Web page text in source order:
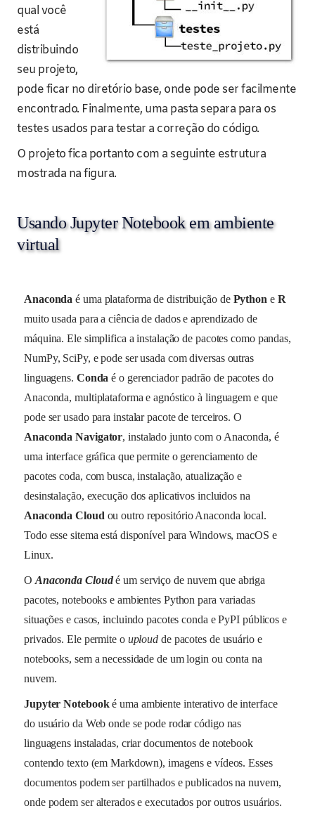
qual você
está
distribuindo
seu projeto,
pode ficar no diretório base, onde pode ser facilmente
encontrado. Finalmente, uma pasta separa para os
testes usados para testar a correção do código.
O projeto fica portanto com a seguinte estrutura
mostrada na figura.
Usando Jupyter Notebook em ambiente
virtual
Anaconda é uma plataforma de distribuição de Python e R
muito usada para a ciência de dados e aprendizado de
máquina. Ele simplifica a instalação de pacotes como pandas,
NumPy, SciPy, e pode ser usada com diversas outras
linguagens. Conda é o gerenciador padrão de pacotes do
Anaconda, multiplataforma e agnóstico à linguagem e que
pode ser usado para instalar pacote de terceiros. O
Anaconda Navigator, instalado junto com o Anaconda, é
uma interface gráfica que permite o gerenciamento de
pacotes coda, com busca, instalação, atualização e
desinstalação, execução dos aplicativos incluidos na
Anaconda Cloud ou outro repositório Anaconda local.
Todo esse sitema está disponível para Windows, macOS e
Linux.
O Anaconda Cloudé um serviço de nuvem que abriga
pacotes, notebooks e ambientes Python para variadas
situações e casos, incluindo pacotes conda e PyPI públicos e
privados. Ele permite o uploud de pacotes de usuário e
notebooks, sem a necessidade de um login ou conta na
nuvem.
Jupyter Notebooké uma ambiente interativo de interface
do usuário da Web onde se pode rodar código nas
linguagens instaladas, criar documentos de notebook
contendo texto (em Markdown), imagens e vídeos. Esses
documentos podem ser partilhados e publicados na nuvem,
onde podem ser alterados e executados por outros usuários.